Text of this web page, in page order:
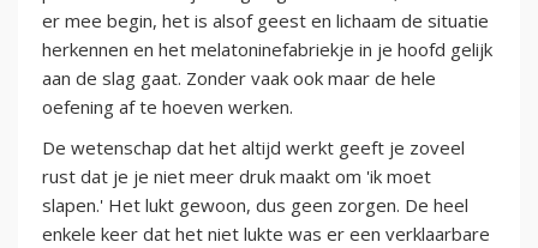
er mee begin, het is alsof geest en lichaam de situatie
herkennen en het melatoninefabriekje in je hoofd gelijk
aan de slag gaat. Zonder vaak ook maar de hele
oefening af te hoeven werken.
De wetenschap dat het altijd werkt geeft je zoveel
rust dat je je niet meer druk maakt om 'ik moet
slapen.' Het lukt gewoon, dus geen zorgen. De heel
enkele keer dat het niet lukte was er een verklaarbare